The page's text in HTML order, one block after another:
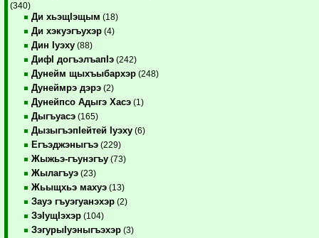
(340)
Ди хьэщIэщым (18)
Ди хэкуэгъухэр (4)
Дин Iуэху (88)
ДифI догъэлъапIэ (242)
Дунейм щыхъыбархэр (248)
Дунеймрэ дэрэ (2)
Дунейпсо Адыгэ Хасэ (1)
Дыгъуасэ (165)
ДызыгъэпIейтей Iуэху (6)
Егъэджэныгъэ (229)
Жыжьэ-гъунэгъу (73)
Жылагъуэ (23)
Жьыщхьэ махуэ (13)
Зауэ гъуэгуанэхэр (2)
ЗэIущIэхэр (104)
ЗэгурыIуэныгъэхэр (3)